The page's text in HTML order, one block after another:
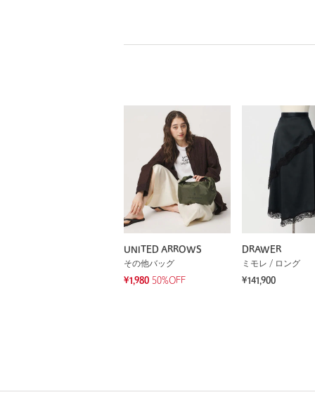
UNITED ARROWS
その他バッグ
¥1,980 50%OFF
DRAWER
ミモレ / ロング
¥141,900